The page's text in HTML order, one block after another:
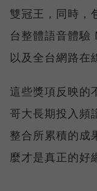
雙冠王，同時，
台整體語音體驗
以及全台網路在
這些獎項反映的
哥大長期投入頻
整合所累積的成
麼才是真正的好